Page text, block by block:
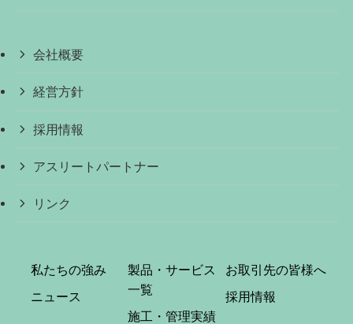
会社概要
経営方針
採用情報
アスリートパートナー
リンク
私たちの強み
ニュース
製品・サービス
一覧
施工・管理実績
お取引先の皆様へ
採用情報